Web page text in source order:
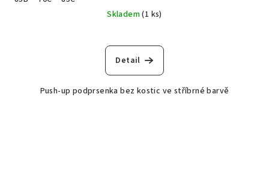
Skladem(1 ks)
Detail
Push-up podprsenka bez kostic ve stříbrné barvě